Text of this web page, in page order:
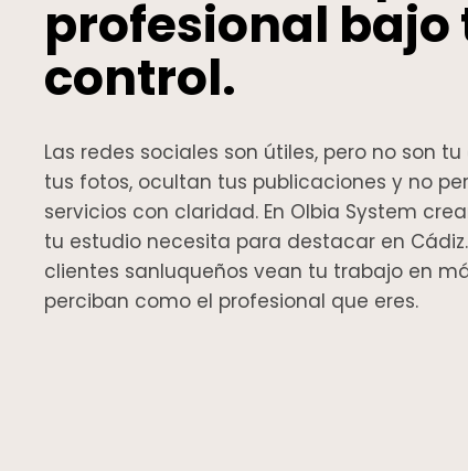
profesional bajo
control.
Las redes sociales son útiles, pero no son
tus fotos, ocultan tus publicaciones y no
servicios con claridad. En Olbia System
tu estudio necesita para destacar en
clientes sanluqueños vean tu trabajo en
perciban como el profesional que eres.